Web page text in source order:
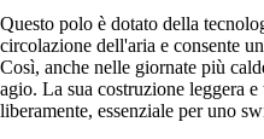
Questo polo è dotato della
circolazione dell'aria e consente
Così, anche nelle giornate più
agio. La sua costruzione leggera
liberamente, essenziale per uno